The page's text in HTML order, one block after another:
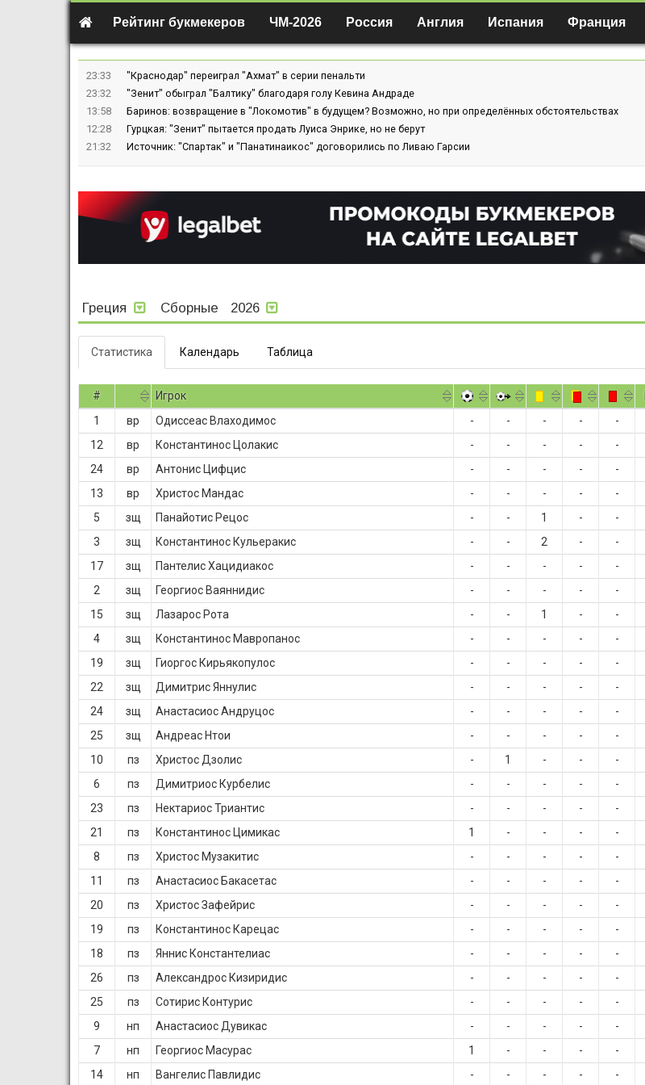
Рейтинг букмекеров ЧМ-2026 Россия Англия Испания Франция
23:33
"Краснодар" переиграл "Ахмат" в серии пенальти
23:32
"Зенит" обыграл "Балтику" благодаря голу Кевина Андраде
13:58
Баринов: возвращение в "Локомотив" в будущем? Возможно, но при определённых обстоятельствах
12:28
Гурцкая: "Зенит" пытается продать Луиса Энрике, но не берут
21:32
Источник: "Спартак" и "Панатинаикос" договорились по Ливаю Гарсии
Греция Сборные 2026
Статистика Календарь Таблица
# Игрок
1
вр Одиссеас Влаходимос - - - - -
12
вр Константинос Цолакис - - - - -
24
вр Антонис Цифцис - - - - -
13
вр Христос Мандас - - - - -
5
зщ Панайотис Рецос - - 1 - -
3
зщ Константинос Кульеракис - - 2 - -
17
зщ Пантелис Хацидиакос - - - - -
2
зщ Георгиос Ваяннидис - - - - -
15
зщ Лазарос Рота - - 1 - -
4
зщ Константинос Мавропанос - - - - -
19
зщ Гиоргос Кирьякопулос - - - - -
22
зщ Димитрис Яннулис - - - - -
24
зщ Анастасиос Андруцос - - - - -
25
зщ Андреас Нтои - - - - -
10
пз Христос Дзолис - 1 - - -
6
пз Димитриос Курбелис - - - - -
23
пз Нектариос Триантис - - - - -
21
пз Константинос Цимикас 1 - - - -
8
пз Христос Музакитис - - - - -
11
пз Анастасиос Бакасетас - - - - -
20
пз Христос Зафейрис - - - - -
19
пз Константинос Карецас - - - - -
18
пз Яннис Константелиас - - - - -
26
пз Александрос Кизиридис - - - - -
25
пз Сотирис Контурис - - - - -
9
нп Анастасиос Дувикас - - - - -
7
нп Георгиос Масурас 1 - - - -
14
нп Вангелис Павлидис - - - - -